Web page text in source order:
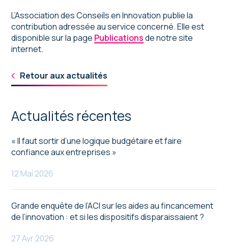
L’Association des Conseils en Innovation publie la
contribution adressée au service concerné. Elle est
disponible sur la page Publicationsde notre site
internet.
Retour aux actualités
Actualités récentes
« Il faut sortir d’une logique budgétaire et faire
confiance aux entreprises »
12 Mai 2026
Grande enquête de l’ACI sur les aides au fincancement
de l’innovation : et si les dispositifs disparaissaient ?
27 Avr 2026